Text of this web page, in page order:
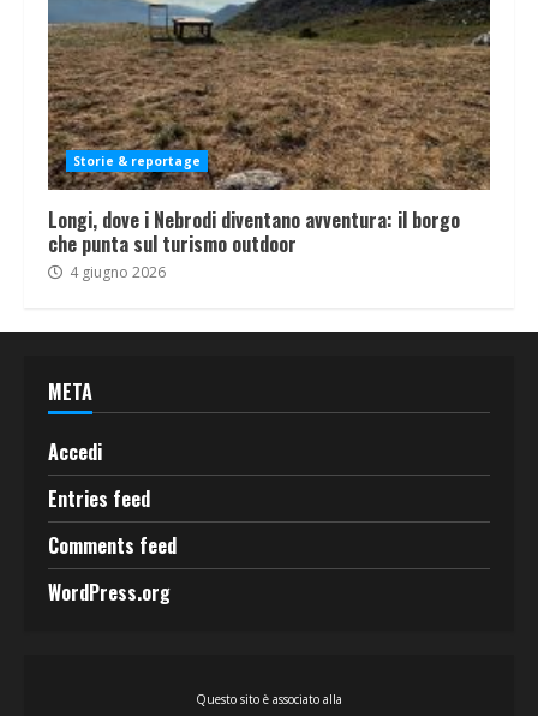
Storie & reportage
Longi, dove i Nebrodi diventano avventura: il borgo
che punta sul turismo outdoor
4 giugno 2026
META
Accedi
Entries feed
Comments feed
WordPress.org
Questo sito è associato alla